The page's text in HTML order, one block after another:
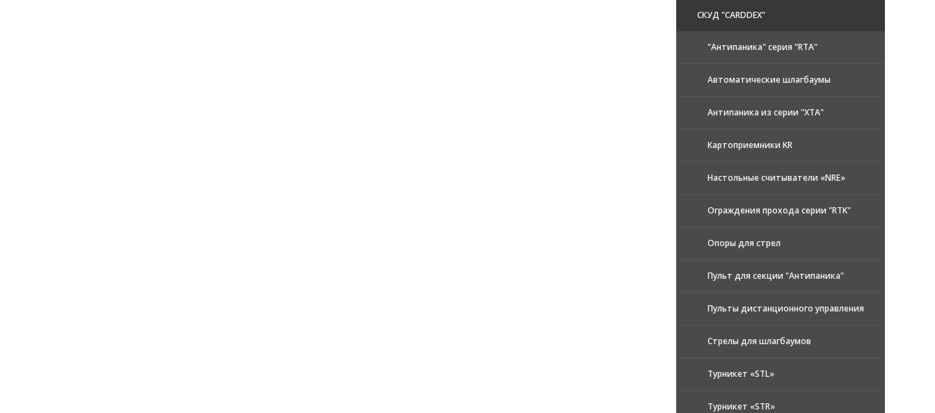
CКУД "CARDDEX"
"Антипаника" серия "RTA"
Автоматические шлагбаумы
Антипаника из серии "XTA"
Картоприемники KR
Настольные считыватели «NRE»
Ограждения прохода серии "RTK"
Опоры для стрел
Пульт для секции "Антипаника"
Пульты дистанционного управления
Стрелы для шлагбаумов
Турникет «STL»
Турникет «STR»